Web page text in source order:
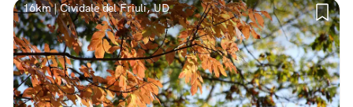
16km | Cividale del Friuli, UD